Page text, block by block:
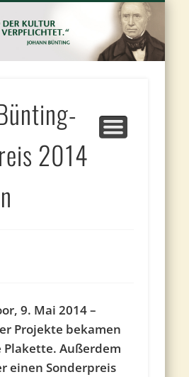
UND VORSCHLAGBOGEN
2014
9. Mai 2014 –
Projekte bekamen
Außerdem
einen Sonderpreis